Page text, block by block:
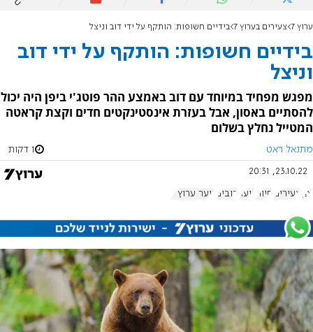
ערוץ 7 צעירים בערוץ 7 בידיים חשופות: הותקף על ידי דוב וניצל
בידיים חשופות: הותקף על ידי דוב
וניצל
מפגש מפחיד במיוחד עם דוב באמצע ההר פוטג'י ביפן היה יכול
להסתיים באסון, אבל בעזרת אינסטינקטים חדים וקצת קראטה
המטייל נחלץ בשלום
מתנאל ראט 1 דקות
23.10.22, 20:31
יפן צעירים חיות נוער דובים נוער ערוץ 7